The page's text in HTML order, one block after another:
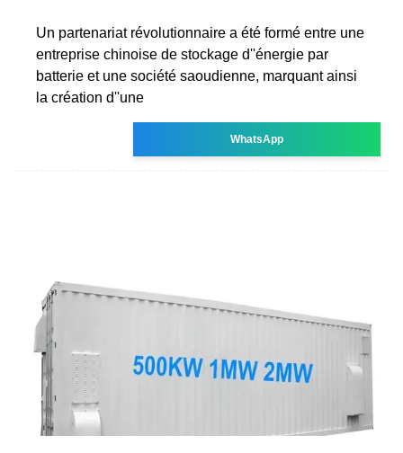
Un partenariat révolutionnaire a été formé entre une
entreprise chinoise de stockage d''énergie par
batterie et une société saoudienne, marquant ainsi
la création d''une
WhatsApp